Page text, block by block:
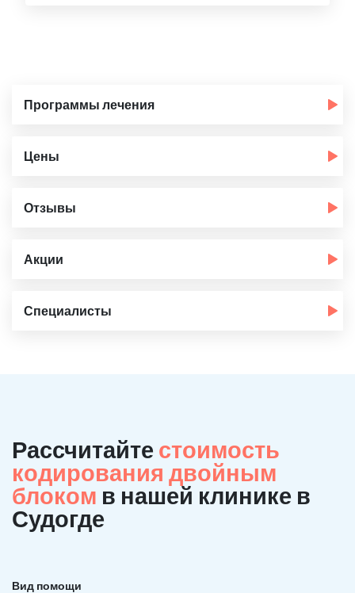
Программы лечения
Цены
Отзывы
Акции
Специалисты
Рассчитайте стоимость
кодирования двойным
блоком в нашей клинике в
Судогде
Вид помощи